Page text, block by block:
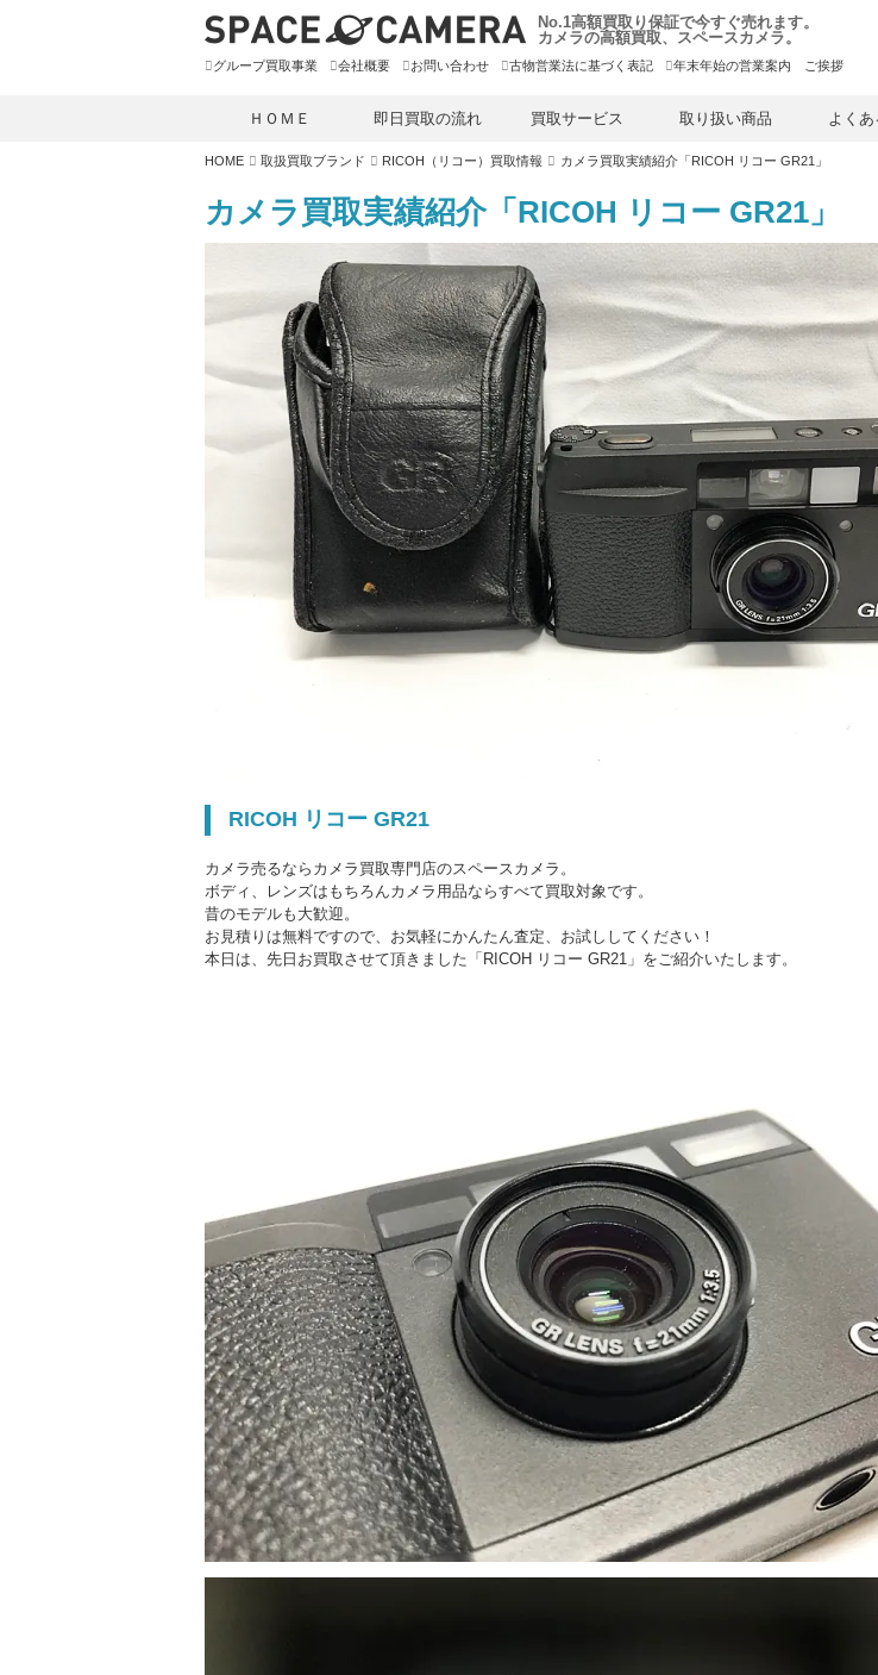
キ
No.1高額買取り保証で今すぐ売れます。
カメラの高額買取、スペースカメラ。
グループ買取事業 会社概要 お問い合わせ 古物営業法に基づく表記 年末年始の営業案内 ご挨拶
ＨＯＭＥ 即日買取の流れ 買取サービス 取り扱い商品 よくあ
HOME 取扱買取ブランド RICOH（リコー）買取情報 カメラ買取実績紹介「RICOH リコー GR21」
カメラ買取実績紹介「RICOH リコー GR21」
RICOH リコー GR21
カメラ売るならカメラ買取専門店のスペースカメラ。
ボディ、レンズはもちろんカメラ用品ならすべて買取対象です。
昔のモデルも大歓迎。
お見積りは無料ですので、お気軽にかんたん査定、お試ししてください！
本日は、先日お買取させて頂きました「RICOH リコー GR21」をご紹介いたします。